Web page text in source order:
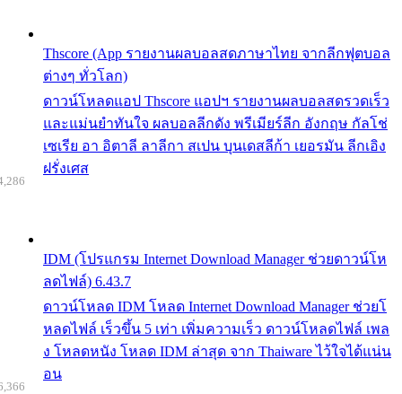
Thscore (App รายงานผลบอลสดภาษาไทย จากลีกฟุตบอล
ต่างๆ ทั่วโลก)
ดาวน์โหลดแอป Thscore แอปฯ รายงานผลบอลสดรวดเร็ว
และแม่นยำทันใจ ผลบอลลีกดัง พรีเมียร์ลีก อังกฤษ กัลโช่
เซเรีย อา อิตาลี ลาลีกา สเปน บุนเดสลีก้า เยอรมัน ลีกเอิง
ฝรั่งเศส
IDM (โปรแกรม Internet Download Manager ช่วยดาวน์โห
ลดไฟล์) 6.43.7
ดาวน์โหลด IDM โหลด Internet Download Manager ช่วยโ
หลดไฟล์ เร็วขึ้น 5 เท่า เพิ่มความเร็ว ดาวน์โหลดไฟล์ เพล
ง โหลดหนัง โหลด IDM ล่าสุด จาก Thaiware ไว้ใจได้แน่น
อน